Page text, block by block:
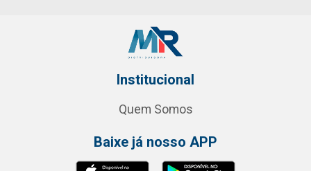
Institucional
Quem Somos
Baixe já nosso APP